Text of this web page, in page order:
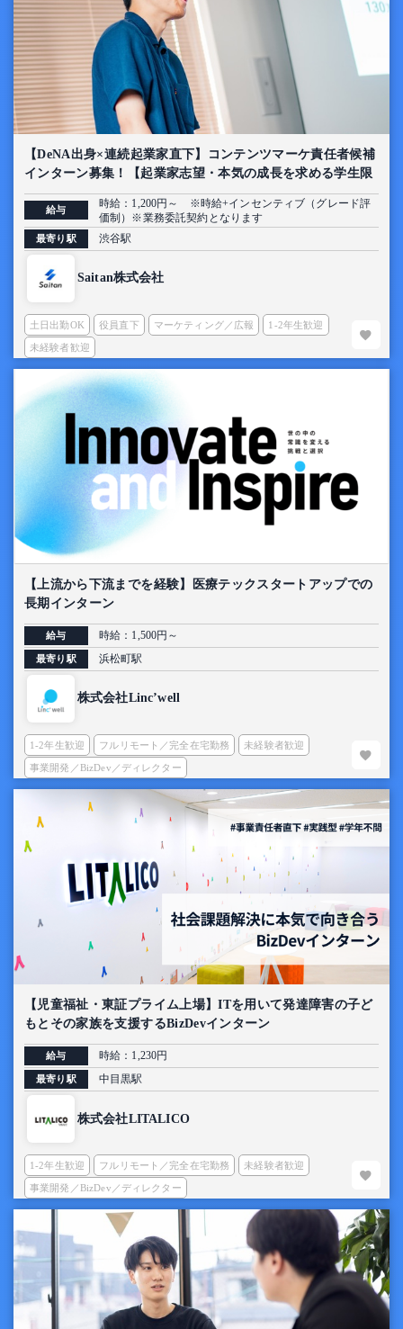
【DeNA出身×連続起業家直下】コンテンツマーケ責任者候補
インターン募集！【起業家志望・本気の成長を求める学生限
定】
給与
時給：1,200円～ ※時給+インセンティブ（グレード評
価制）※業務委託契約となります
最寄り駅 渋谷駅
Saitan株式会社
土日出勤OK 役員直下 マーケティング／広報 1-2年生歓迎
未経験者歓迎
【上流から下流までを経験】医療テックスタートアップでの
長期インターン
給与 時給：1,500円～
最寄り駅 浜松町駅
株式会社Linc’well
1-2年生歓迎 フルリモート／完全在宅勤務 未経験者歓迎
事業開発／BizDev／ディレクター
【児童福祉・東証プライム上場】ITを用いて発達障害の子ど
もとその家族を支援するBizDevインターン
給与 時給：1,230円
最寄り駅 中目黒駅
株式会社LITALICO
1-2年生歓迎 フルリモート／完全在宅勤務 未経験者歓迎
事業開発／BizDev／ディレクター